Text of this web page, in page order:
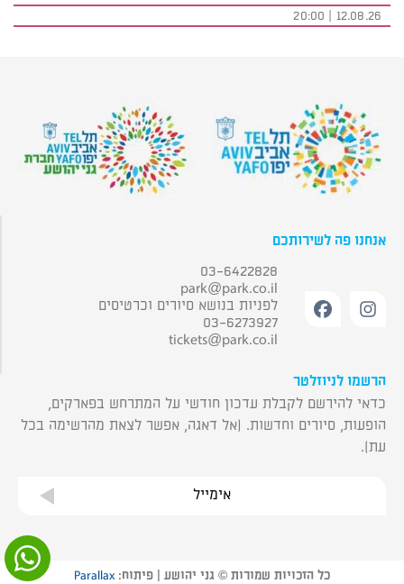
12.08.26 | 20:00
אנחנו פה לשירותכם
03-6422828
park@park.co.il
לפניות בנושא סיורים וכרטיסים
03-6273927
tickets@park.co.il
הרשמו לניוזלטר
כדאי להירשם לקבלת עדכון חודשי על המתרחש בפארקים,
הופעות, סיורים וחדשות. (אל דאגה, אפשר לצאת מהרשימה בכל
עת).
אימייל
כל הזכויות שמורות © גני יהושע | פיתוח: Parallax